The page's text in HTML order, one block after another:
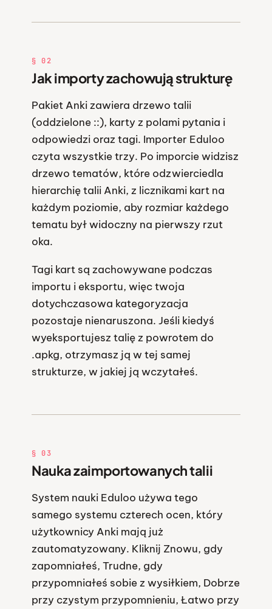
§ 02
Jak importy zachowują strukturę
Pakiet Anki zawiera drzewo talii
(oddzielone ::), karty z polami pytania i
odpowiedzi oraz tagi. Importer Eduloo
czyta wszystkie trzy. Po imporcie widzisz
drzewo tematów, które odzwierciedla
hierarchię talii Anki, z licznikami kart na
każdym poziomie, aby rozmiar każdego
tematu był widoczny na pierwszy rzut
oka.
Tagi kart są zachowywane podczas
importu i eksportu, więc twoja
dotychczasowa kategoryzacja
pozostaje nienaruszona. Jeśli kiedyś
wyeksportujesz talię z powrotem do
.apkg, otrzymasz ją w tej samej
strukturze, w jakiej ją wczytałeś.
§ 03
Nauka zaimportowanych talii
System nauki Eduloo używa tego
samego systemu czterech ocen, który
użytkownicy Anki mają już
zautomatyzowany. Kliknij Znowu, gdy
zapomniałeś, Trudne, gdy
przypomniałeś sobie z wysiłkiem, Dobrze
przy czystym przypomnieniu, Łatwo przy